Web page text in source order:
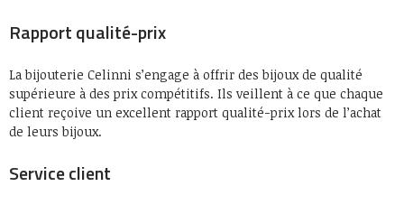
Rapport qualité-prix
La bijouterie Celinni s’engage à offrir des bijoux de qualité
supérieure à des prix compétitifs. Ils veillent à ce que chaque
client reçoive un excellent rapport qualité-prix lors de l’achat
de leurs bijoux.
Service client